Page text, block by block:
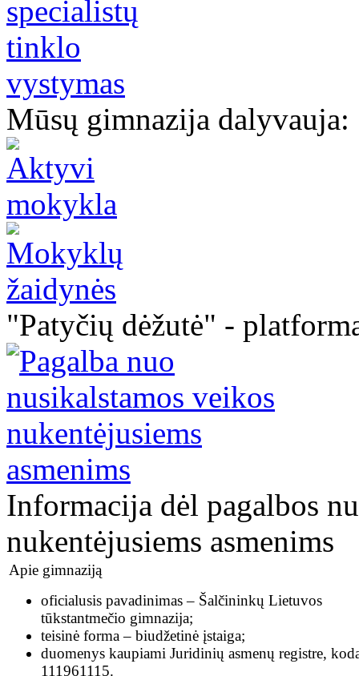
Mūsų gimnazija dalyvauja:
"Patyčių dėžutė" -
Informacija dėl pagalbos
nukentėjusiems asmenims
Apie gimnaziją
oficialusis pavadinimas – Šalčininkų Lietuvos
tūkstantmečio gimnazija;
teisinė forma – biudžetinė įstaiga;
duomenys kaupiami Juridinių asmenų registre,
111961115.